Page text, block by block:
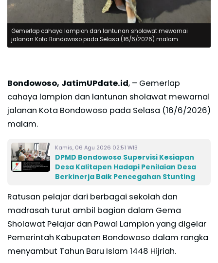
Gemerlap cahaya lampion dan lantunan sholawat mewarnai
jalanan Kota Bondowoso pada Selasa (16/6/2026) malam.
Bondowoso, JatimUPdate.id, – Gemerlap
cahaya lampion dan lantunan sholawat mewarnai
jalanan Kota Bondowoso pada Selasa (16/6/2026)
malam.
Kamis, 06 Agu 2026 02:51 WIB
DPMD Bondowoso Supervisi Kesiapan
Desa Kalitapen Hadapi Penilaian Desa
Berkinerja Baik Pencegahan Stunting
Ratusan pelajar dari berbagai sekolah dan
madrasah turut ambil bagian dalam Gema
Sholawat Pelajar dan Pawai Lampion yang digelar
Pemerintah Kabupaten Bondowoso dalam rangka
menyambut Tahun Baru Islam 1448 Hijriah.